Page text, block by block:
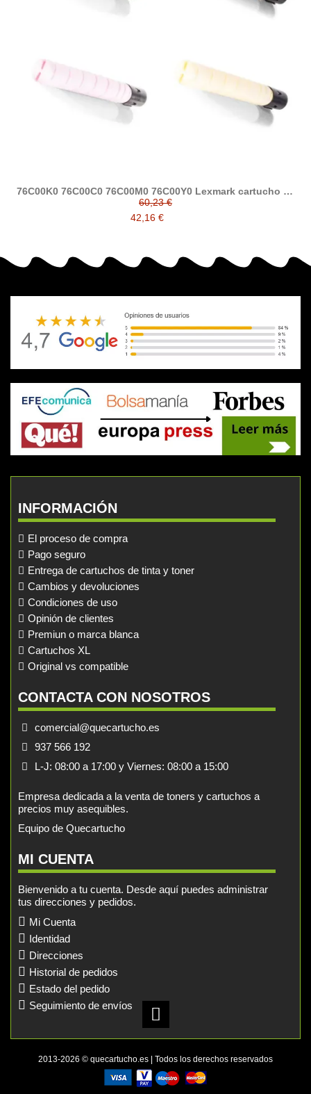
76C00K0 76C00C0 76C00M0 76C00Y0 Lexmark cartucho de
tóner compatible
60,23 €
42,16 €
INFORMACIÓN
El proceso de compra
Pago seguro
Entrega de cartuchos de tinta y toner
Cambios y devoluciones
Condiciones de uso
Opinión de clientes
Premiun o marca blanca
Cartuchos XL
Original vs compatible
CONTACTA CON NOSOTROS
comercial@quecartucho.es
937 566 192
L-J: 08:00 a 17:00 y Viernes: 08:00 a 15:00
Empresa dedicada a la venta de toners y cartuchos a
precios muy asequibles.
Equipo de Quecartucho
MI CUENTA
Bienvenido a tu cuenta. Desde aquí puedes administrar
tus direcciones y pedidos.
Mi Cuenta
Identidad
Direcciones
Historial de pedidos
Estado del pedido
Seguimiento de envíos
2013-2026 © quecartucho.es | Todos los derechos reservados